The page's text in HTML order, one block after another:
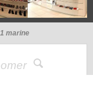
marine